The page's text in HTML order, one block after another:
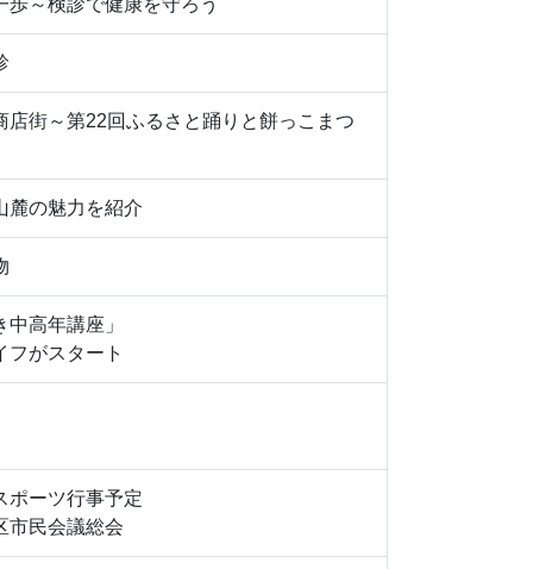
店街～第22回ふるさと踊りと餅っこまつ
麓の魅力を紹介
高年講座」
フがスタート
ポーツ行事予定
市民会議総会